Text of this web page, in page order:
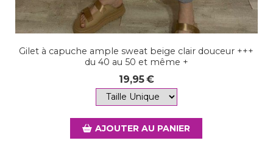
Gilet à capuche ample sweat beige clair douceur +++
du 40 au 50 et même +
19,95€
AJOUTER AU PANIER